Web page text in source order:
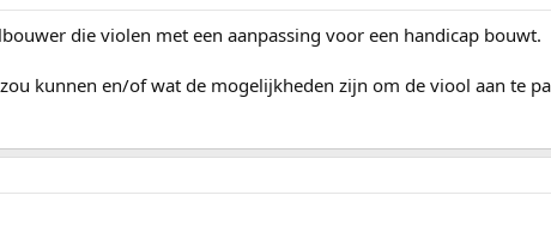
die violen met een aanpassing voor een handicap bouwt.
kunnen en/of wat de mogelijkheden zijn om de viool aan te